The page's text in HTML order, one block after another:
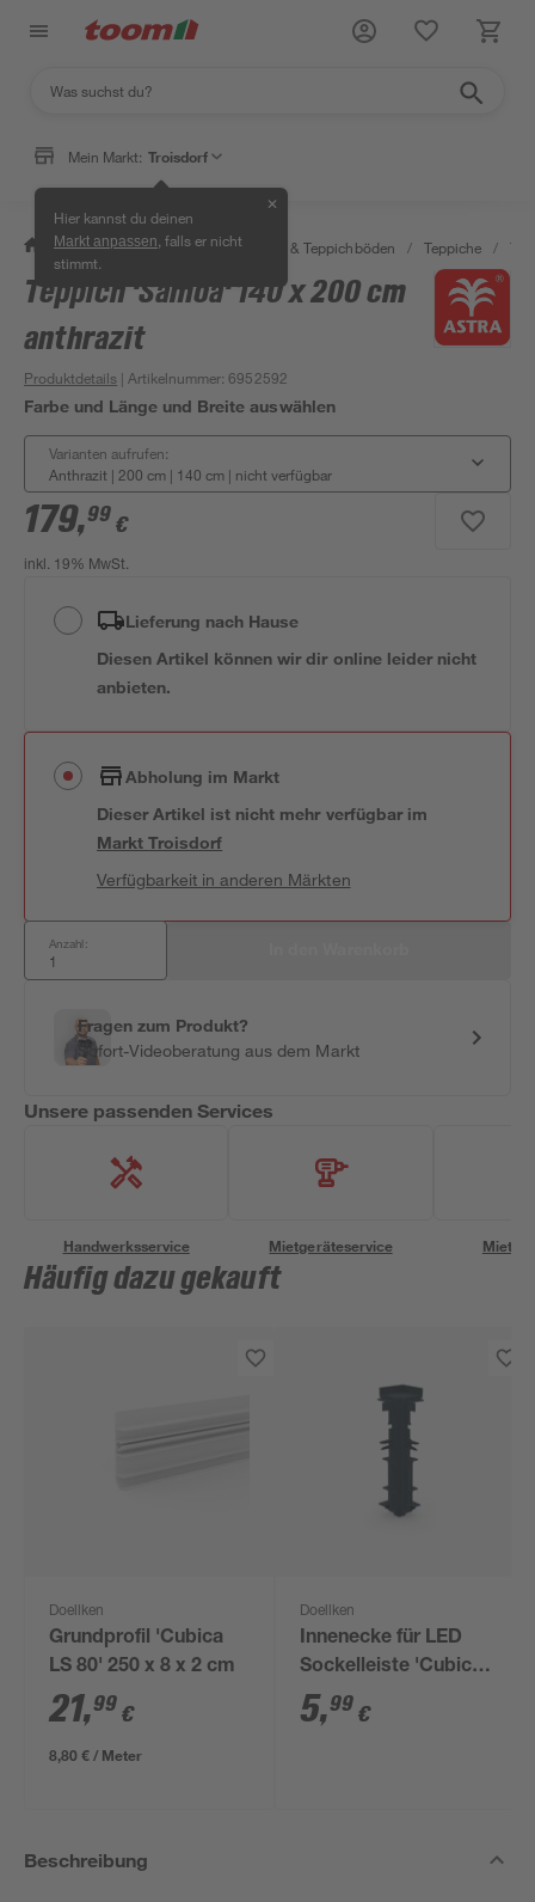
Mein Markt: Troisdorf
Hier kannst du deinen
Markt anpassen , falls er nicht
stimmt.
✕
/ Wohnen & Haushalt / Teppiche & Teppichböden / Teppiche /
Teppich 'Samoa' 140 x 200 cm
anthrazit
Produktdetails | Artikelnummer:6952592
Farbe und Länge und Breite auswählen
Varianten aufrufen:
Anthrazit | 200 cm | 140 cm | nicht verfügbar
179,99 €
inkl. 19% MwSt.
Lieferung nach Hause
Diesen Artikel können wir dir online leider nicht
anbieten.
Abholung im Markt
Dieser Artikel ist nicht mehr verfügbar im
MarktTroisdorf
Verfügbarkeit in anderen Märkten
Anzahl:
Fragen zum Produkt?
Sofort-Videoberatung aus dem Markt
Unsere passenden Services
Handwerksservice Mietgeräteservice
Häufig dazu gekauft
Doellken
Grundprofil 'Cubica
LS 80' 250 x 8 x 2 cm
21,99 €
8,80 € / Meter
Doellken
Innenecke für LED
Sockelleiste 'Cubica
LS 80' anthrazit
5,99 €
Beschreibung